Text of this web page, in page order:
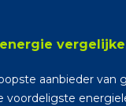
aanbieder van
voordeligste